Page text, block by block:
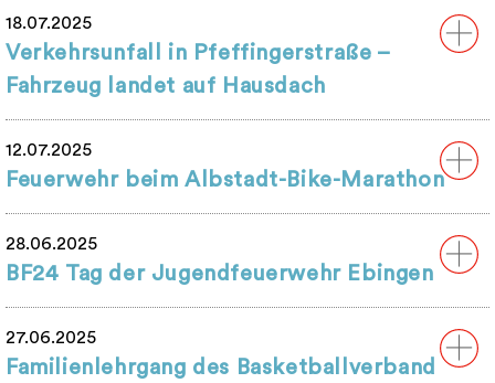
18.07.2025
Verkehrsunfall in Pfeffingerstraße –
Fahrzeug landet auf Hausdach
12.07.2025
Feuerwehr beim Albstadt-Bike-Marathon
28.06.2025
BF24 Tag der Jugendfeuerwehr Ebingen
27.06.2025
Familienlehrgang des Basketballverband